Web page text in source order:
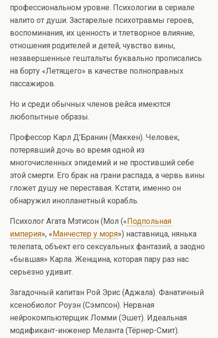
профессиональном уровне. Психологии в сериале
налито от души. Застарелые психотравмы героев,
воспоминания, их ценность и тлетворное влияние,
отношения родителей и детей, чувство вины,
незавершенные гештальты буквально прописались
на борту «Летящего» в качестве полноправных
пассажиров.
Но и среди обычных членов рейса имеются
любопытные образы.
Профессор Карл Д’Бранин (Маккен). Человек,
потерявший дочь во время одной из
многочисленных эпидемий и не простивший себе
этой смерти. Его брак на грани распада, а червь вины
гложет душу не переставая. Кстати, именно он
обнаружил инопланетный корабль.
Психолог Агата Мэтисон (Мол («Подпольная
империя», «Манчестер у моря») наставница, нянька
телепата, объект его сексуальных фантазий, а заодно
«бывшая» Карла. Женщина, которая пару раз нас
серьезно удивит.
Загадочный капитан Рой Эрис (Аджала). Фанатичный
ксенобиолог Роуэн (Сэмпсон). Нервная
нейрокомпьютерщик Ломми (Эшет). Идеальная
модификант-инженер Меланта (Тёрнер-Смит).